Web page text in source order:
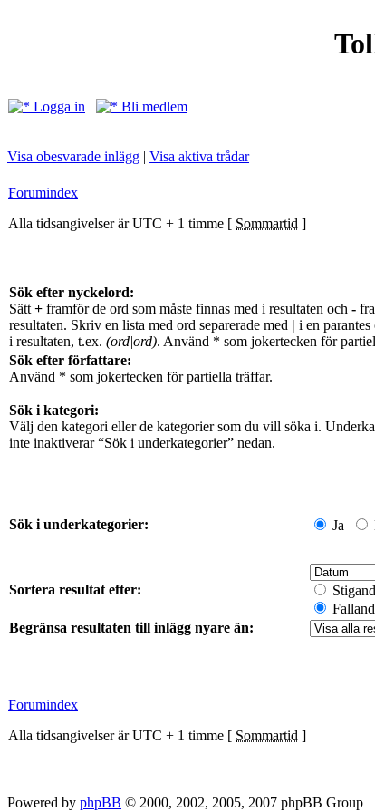
Logga in
Bli medlem
Visa obesvarade inlägg | Visa aktiva trådar
Forumindex
Alla tidsangivelser är UTC + 1 timme [ Sommartid ]
Sök efter nyckelord:
Sätt + framför de ord som måste finnas med i resultaten och -
resultaten. Skriv en lista med ord separerade med | i en
i resultaten, t.ex. (ord|ord). Använd * som jokertecken för
Sök efter författare:
Använd * som jokertecken för partiella träffar.
Sök i kategori:
Välj den kategori eller de kategorier som du vill söka i.
inte inaktiverar “Sök i underkategorier” nedan.
Sök i underkategorier: Ja
Sortera resultat efter:
Begränsa resultaten till inlägg nyare än:
Forumindex
Alla tidsangivelser är UTC + 1 timme [ Sommartid ]
Powered by phpBB © 2000, 2002, 2005, 2007 phpBB Group